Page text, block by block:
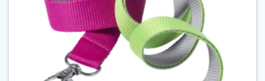
mare